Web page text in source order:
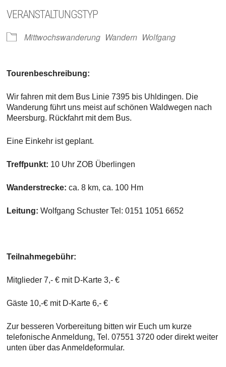
VERANSTALTUNGSTYP
Mittwochswanderung Wandern Wolfgang
Tourenbeschreibung:
Wir fahren mit dem Bus Linie 7395 bis Uhldingen. Die
Wanderung führt uns meist auf schönen Waldwegen nach
Meersburg. Rückfahrt mit dem Bus.
Eine Einkehr ist geplant.
Treffpunkt: 10 Uhr ZOB Überlingen
Wanderstrecke: ca. 8 km, ca. 100 Hm
Leitung: Wolfgang Schuster Tel: 0151 1051 6652
Teilnahmegebühr:
Mitglieder 7,- € mit D-Karte 3,- €
Gäste 10,-€ mit D-Karte 6,- €
Zur besseren Vorbereitung bitten wir Euch um kurze
telefonische Anmeldung, Tel. 07551 3720 oder direkt weiter
unten über das Anmeldeformular.